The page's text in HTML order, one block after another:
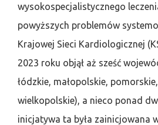
wysokospecjalistycznego
powyższych problemów
Krajowej Sieci Kardiologicznej
2023 roku objął aż sześć
łódzkie, małopolskie,
wielkopolskie), a nieco ponad
inicjatywa ta była zainicjowana